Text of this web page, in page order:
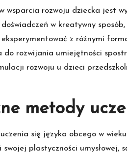
wsparcia rozwoju dziecka jest
w kreatywny
z różnymi
do rozwijania umiejętności
rozwoju u dzieci
metody
się języka obcego w
swojej plastyczności